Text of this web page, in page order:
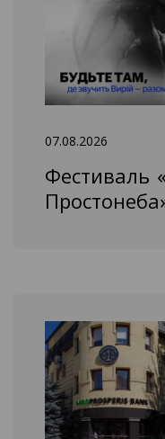
07.08.2026
Фестиваль